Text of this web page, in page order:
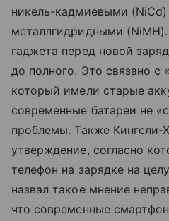
никель-кадмиевыми
металлгидридными
гаджета перед новой
до полного. Это связано с
который имели старые
современные батареи не
проблемы. Также Кингсли-
утверждение, согласно
телефон на зарядке на
назвал такое мнение
что современные